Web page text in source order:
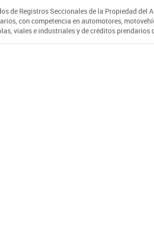
de Registros Seccionales de la Propiedad del
con competencia en automotores,
viales e industriales y de créditos prendarios